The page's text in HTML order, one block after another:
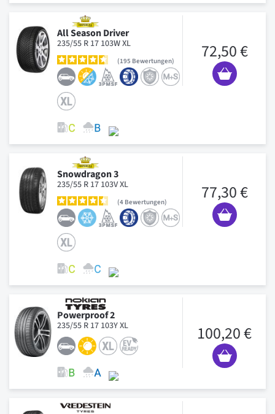
All Season Driver
235/55 R 17 103W XL
195 Bewertungen 72,50 €
Snowdragon 3
235/55 R 17 103V XL
4 Bewertungen 77,30 €
Powerproof 2
235/55 R 17 103Y XL 100,20 €